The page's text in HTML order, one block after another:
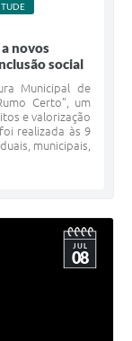
novos
social
Municipal de
Certo”, um
e valorização
realizada às 9
municipais,
JUL
08